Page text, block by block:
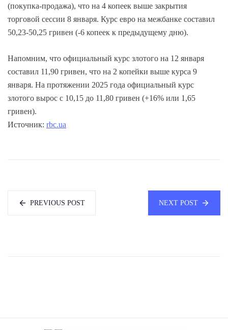
(покупка-продажа), что на 4 копеек выше закрытия
торговой сессии 8 января. Курс евро на межбанке составил
50,23-50,25 гривен (-6 копеек к предыдущему дню).
Напомним, что официальный курс злотого на 12 января
составил 11,90 гривен, что на 2 копейки выше курса 9
января. На протяжении 2025 года официальный курс
злотого вырос с 10,15 до 11,80 гривен (+16% или 1,65
гривен).
Источник: rbc.ua
PREVIOUS POST NEXT POST